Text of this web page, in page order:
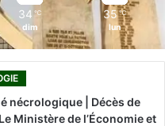
34 ℃
dim
35 ℃
lun
nécrologique | Décès de
Ministère de l’Économie et